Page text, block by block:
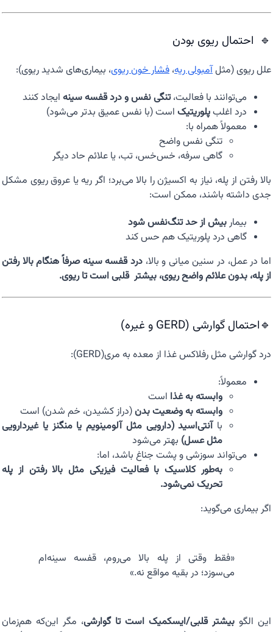
🔹 احتمال ریوی بودن
علل ریوی (مثلآمبولی ریه، فشار خون ریوی، بیماری‌های شدید ریوی):
می‌توانند با فعالیت،تنگی نفس و درد قفسه سینه ایجاد کنند
درد اغلبپلوریتیک است (با نفس عمیق بدتر می‌شود)
معمولاً همراه با:
تنگی نفس واضح
گاهی سرفه، خس‌خس، تب، یا علائم حاد دیگر
بالا رفتن از پله، نیاز به اکسیژن را بالا می‌برد؛ اگر ریه یا عروق ریوی مشکل
جدی داشته باشند، ممکن است:
بیماربیش از حد تنگ‌نفس شود
گاهی درد پلوریتیک هم حس کند
اما در عمل، در سنین میانی و بالا،درد قفسه سینه صرفاً هنگام بالا رفتن
از پله، بدون علائم واضح ریوی، بیشتر قلبی است تا ریوی.
🔹احتمال گوارشی (GERD و غیره)
درد گوارشی مثل رفلاکس غذا از معده به مری(GERD):
معمولاً:
وابسته به غذا است
وابسته به وضعیت بدن(دراز کشیدن، خم شدن) است
باآنتی‌اسید (دارویی مثل آلومینویم یا منگنز یا غیردارویی
مثل عسل) بهتر می‌شود
می‌تواند سوزشی و پشت جناغ باشد، اما:
به‌طور کلاسیک با فعالیت فیزیکی مثل بالا رفتن از پله
تحریک نمی‌شود.
اگر بیماری می‌گوید:
«فقط وقتی از پله بالا می‌روم، قفسه سینه‌ام
می‌سوزد؛ در بقیه مواقع نه.»
این الگو بیشتر قلبی/ایسکمیک است تا گوارشی، مگر این‌که هم‌زمان